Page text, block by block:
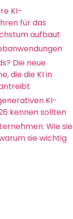
KI-
für das
aufbaut
Die neue
die die KI in
KI-
kennen sollten
Wie sie
sie wichtig